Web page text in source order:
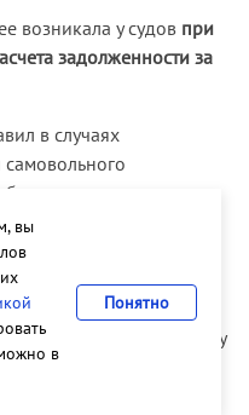
в спорный период
приборов учета в
в которых срок
пропущен, и по
договора
в иных точках
ответчиком
воду покрывает
услуг
что
и отказал в иске.
оставляя решение
возникала у судов при
задолженности за
в случаях
и канализации
воды исчисляется
и сооружений для
и
действии полным
1,2 метров в секунду
при этом
вы
в
Понятно